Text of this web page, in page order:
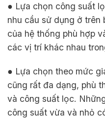
● Lựa chọn công suất
nhu cầu sử dụng ở
của hệ thống phù hợp
các vị trí khác nhau
● Lựa chọn theo mức
cũng rất đa dạng, phù
và công suất lọc.
công suất vừa và nhỏ